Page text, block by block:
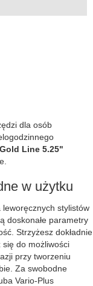
dla osób
Line 5.25"
w użytku
stylistów
doskonałe parametry
Strzyżesz dokładnie
do możliwości
przy tworzeniu
Za swobodne
Vario-Plus